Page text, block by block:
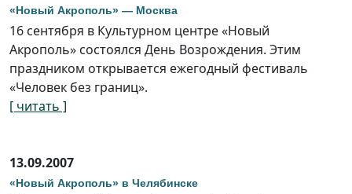
«Новый Акрополь» — Москва
16 сентября в Культурном центре «Новый
Акрополь» состоялся День Возрождения. Этим
праздником открывается ежегодный фестиваль
«Человек без границ».
[ читать ]
13.09.2007
«Новый Акрополь» в Челябинске